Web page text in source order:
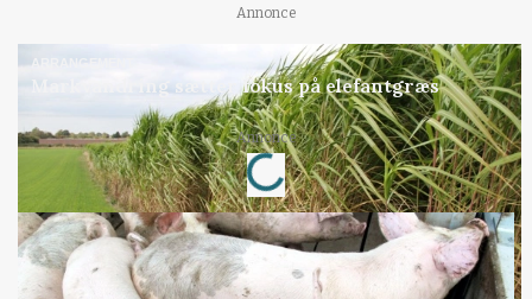
Annonce
ARRANGEMENT
Markvandring sætter fokus på elefantgræs
Annonce
Loading...